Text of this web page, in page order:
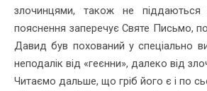
злочинцями, також не піддаються
пояснення заперечує Святе Письмо,
Давид був похований у спеціально
неподалік від «геєнни», далеко від
Читаємо дальше, що гріб його є і по